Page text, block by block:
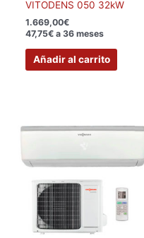
VITODENS 050 32kW
1.669,00€
47,75€ a 36 meses
Añadir al carrito